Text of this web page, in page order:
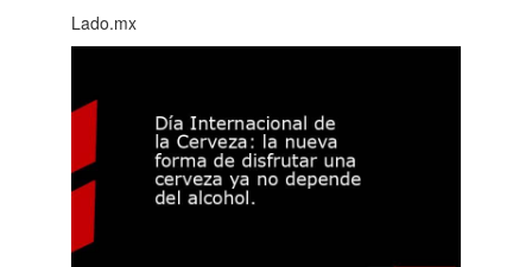
Lado.mx